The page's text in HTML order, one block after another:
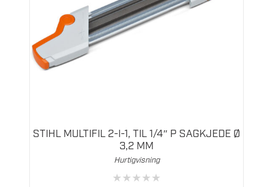
STIHL MULTIFIL 2-I-1, TIL 1/4″ P SAGKJEDE Ø
3,2 MM
Hurtigvisning
★★★★★